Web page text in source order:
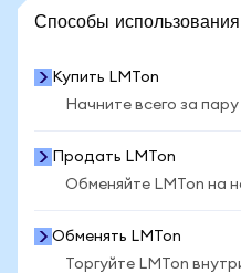
Способы
Купить LMTon
Начните всего за
Продать LMTon
Обменяйте LMTon на
Обменять LMTon
Торгуйте LMTon